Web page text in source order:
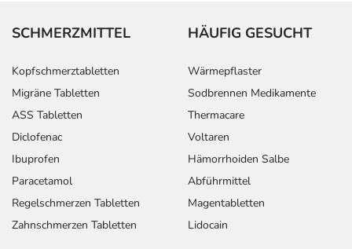
SCHMERZMITTEL
Kopfschmerztabletten
Migräne Tabletten
ASS Tabletten
Diclofenac
Ibuprofen
Paracetamol
Regelschmerzen Tabletten
Zahnschmerzen Tabletten
HÄUFIG GESUCHT
Wärmepflaster
Sodbrennen Medikamente
Thermacare
Voltaren
Hämorrhoiden Salbe
Abführmittel
Magentabletten
Lidocain